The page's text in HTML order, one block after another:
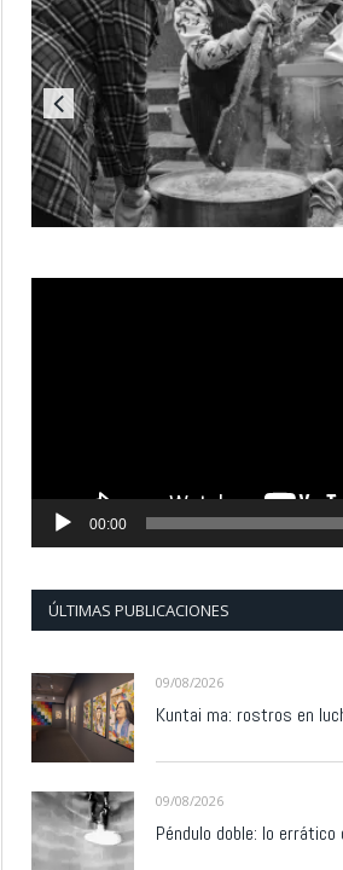
00:00
ÚLTIMAS PUBLICACIONES
09/08/2026
Kuntai ma: rostros en
09/08/2026
Péndulo doble: lo